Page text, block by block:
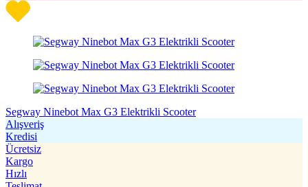
Segway Ninebot Max G3 Elektrikli Scooter
Alışveriş
Kredisi
Ücretsiz
Kargo
Hızlı